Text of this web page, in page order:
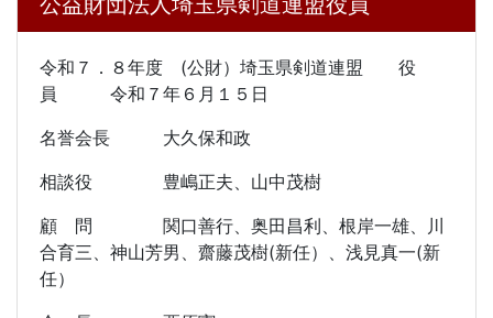
令和７．８年度 (公財）埼玉県剣道連盟 役
員 令和７年６月１５日
名誉会長 大久保和政
相談役 豊嶋正夫、山中茂樹
顧 問 関口善行、奥田昌利、根岸一雄、川
合育三、神山芳男、齋藤茂樹(新任）、浅見真一(新
任）